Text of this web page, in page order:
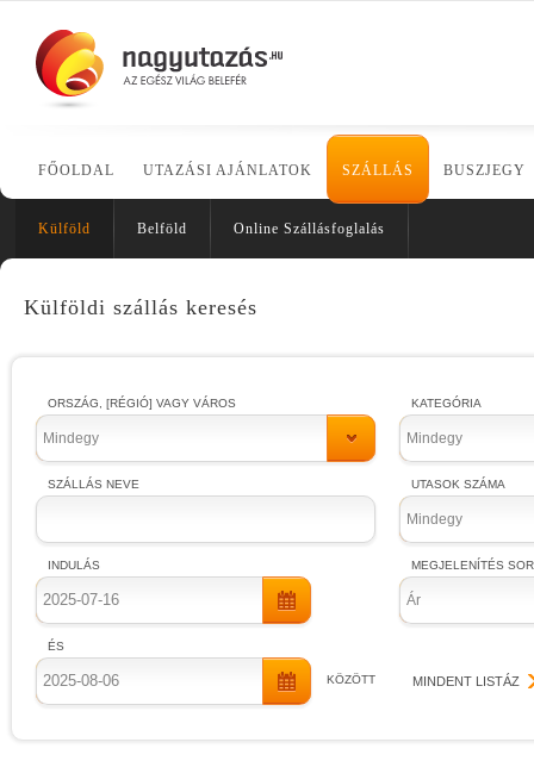
FŐOLDAL UTAZÁSI AJÁNLATOK SZÁLLÁS BUSZJEGY
Külföld Belföld Online Szállásfoglalás
Külföldi szállás keresés
ORSZÁG, [RÉGIÓ] VAGY VÁROS
Mindegy
SZÁLLÁS NEVE
INDULÁS
ÉS
KÖZÖTT
KATEGÓRIA
Mindegy
UTASOK SZÁMA
Mindegy
MEGJELENÍTÉS
Ár
MINDENT LISTÁZ